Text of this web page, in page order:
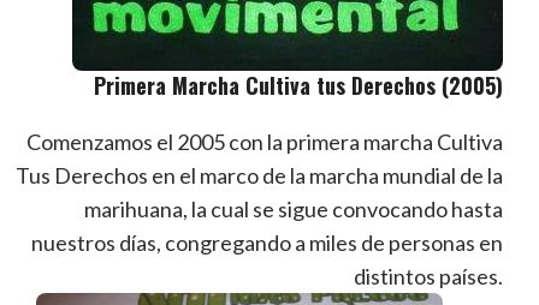
Primera Marcha Cultiva tus Derechos (2005)
Comenzamos el 2005 con la primera marcha Cultiva
Tus Derechos en el marco de la marcha mundial de la
marihuana, la cual se sigue convocando hasta
nuestros días, congregando a miles de personas en
distintos países.